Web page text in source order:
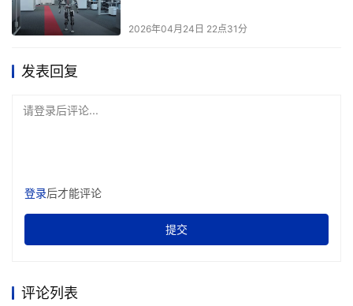
2026年04月24日 22点31分
发表回复
请登录后评论...
登录后才能评论
提交
评论列表